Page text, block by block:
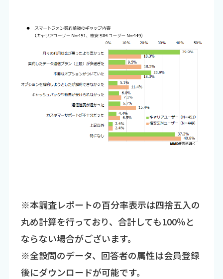
※本調査レポートの百分率表示は四捨五入の
丸め計算を行っており、合計しても100％と
ならない場合がございます。
※全設問のデータ、回答者の属性は会員登録
後にダウンロードが可能です。